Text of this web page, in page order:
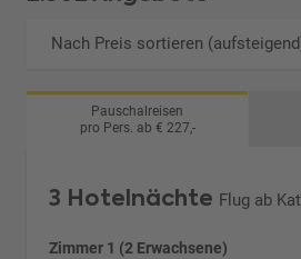
Nach Preis sortieren
Pauschalreisen
pro Pers. ab € 227,-
3 Hotelnächte Flug ab
Zimmer 1 (2 Erwachsene)